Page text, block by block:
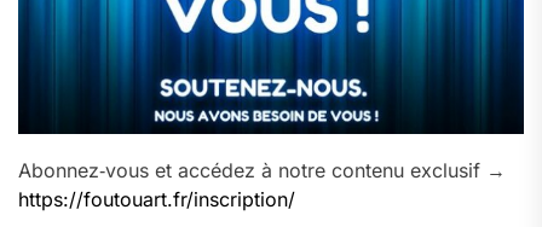
Abonnez‑vous et accédez à notre contenu exclusif →
https://foutouart.fr/inscription/